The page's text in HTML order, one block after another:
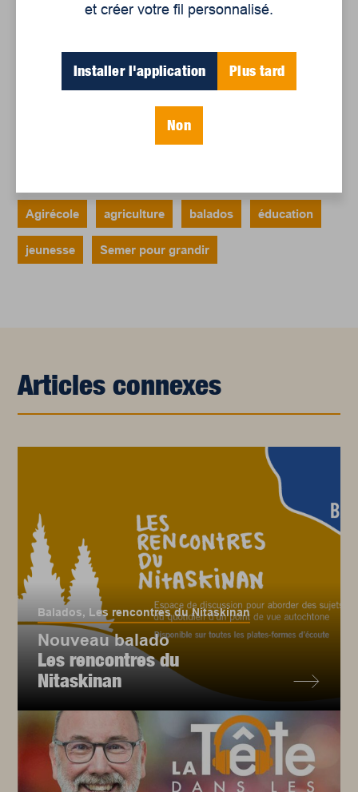
Et les politiques peinent à suivre
Agirécole agriculture balados éducation
jeunesse Semer pour grandir
Articles connexes
Balados, Les rencontres du Nitaskinan
Nouveau balado
Les rencontres du
Nitaskinan
et créer votre fil personnalisé.
Installer l'application Plus tard
Non